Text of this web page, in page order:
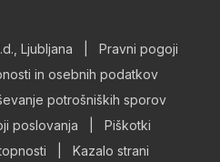
Ljubljana
Pravni pogoji
in osebnih podatkov
potrošniških sporov
poslovanja
Piškotki
Kazalo strani